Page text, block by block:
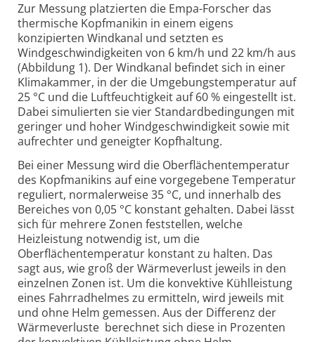
Zur Messung platzierten die Empa-Forscher das
thermische Kopfmanikin in einem eigens
konzipierten Windkanal und setzten es
Windgeschwindigkeiten von 6 km/h und 22 km/h aus
(Abbildung 1). Der Windkanal befindet sich in einer
Klimakammer, in der die Umgebungstemperatur auf
25 °C und die Luftfeuchtigkeit auf 60 % eingestellt ist.
Dabei simulierten sie vier Standardbedingungen mit
geringer und hoher Windgeschwindigkeit sowie mit
aufrechter und geneigter Kopfhaltung.
Bei einer Messung wird die Oberflächentemperatur
des Kopfmanikins auf eine vorgegebene Temperatur
reguliert, normalerweise 35 °C, und innerhalb des
Bereiches von 0,05 °C konstant gehalten. Dabei lässt
sich für mehrere Zonen feststellen, welche
Heizleistung notwendig ist, um die
Oberflächentemperatur konstant zu halten. Das
sagt aus, wie groß der Wärmeverlust jeweils in den
einzelnen Zonen ist. Um die konvektive Kühlleistung
eines Fahrradhelmes zu ermitteln, wird jeweils mit
und ohne Helm gemessen. Aus der Differenz der
Wärmeverluste berechnet sich diese in Prozenten